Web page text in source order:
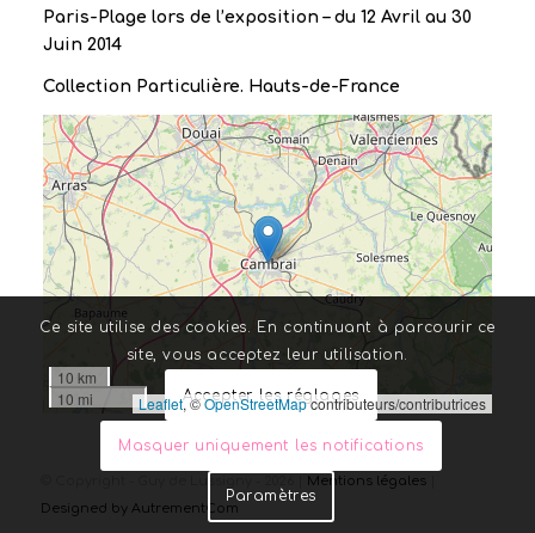
Paris-Plage lors de l’exposition – du 12 Avril au 30
Juin 2014
Collection Particulière. Hauts-de-France
10 km
10 mi
Leaflet, ©OpenStreetMapcontributeurs/contributrices
Mentions légales|
Designed by AutrementCom
Ce site utilise des cookies. En continuant à parcourir ce
site, vous acceptez leur utilisation.
Accepter les réglages
Masquer uniquement les notifications
Paramètres